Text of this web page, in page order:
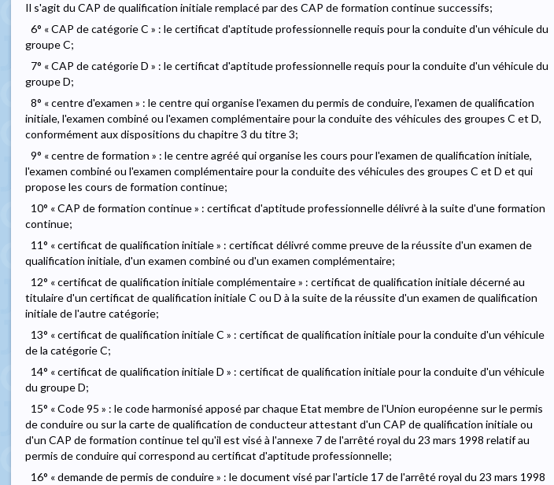
Il s'agit du CAP de qualification initiale remplacé par des CAP de formation continue successifs;
6° « CAP de catégorie C » : le certificat d'aptitude professionnelle requis pour la conduite d'un véhicule du
groupe C;
7° « CAP de catégorie D » : le certificat d'aptitude professionnelle requis pour la conduite d'un véhicule du
groupe D;
8° « centre d'examen » : le centre qui organise l'examen du permis de conduire, l'examen de qualification
initiale, l'examen combiné ou l'examen complémentaire pour la conduite des véhicules des groupes C et D,
conformément aux dispositions du chapitre 3 du titre 3;
9° « centre de formation » : le centre agréé qui organise les cours pour l'examen de qualification initiale,
l'examen combiné ou l'examen complémentaire pour la conduite des véhicules des groupes C et D et qui
propose les cours de formation continue;
10° « CAP de formation continue » : certificat d'aptitude professionnelle délivré à la suite d'une formation
continue;
11° « certificat de qualification initiale » : certificat délivré comme preuve de la réussite d'un examen de
qualification initiale, d'un examen combiné ou d'un examen complémentaire;
12° « certificat de qualification initiale complémentaire » : certificat de qualification initiale décerné au
titulaire d'un certificat de qualification initiale C ou D à la suite de la réussite d'un examen de qualification
initiale de l'autre catégorie;
13° « certificat de qualification initiale C » : certificat de qualification initiale pour la conduite d'un véhicule
de la catégorie C;
14° « certificat de qualification initiale D » : certificat de qualification initiale pour la conduite d'un véhicule
du groupe D;
15° « Code 95 » : le code harmonisé apposé par chaque Etat membre de l'Union européenne sur le permis
de conduire ou sur la carte de qualification de conducteur attestant d'un CAP de qualification initiale ou
d'un CAP de formation continue tel qu'il est visé à l'annexe 7 de l'arrêté royal du 23 mars 1998 relatif au
permis de conduire qui correspond au certificat d'aptitude professionnelle;
16° « demande de permis de conduire » : le document visé par l'article 17 de l'arrêté royal du 23 mars 1998